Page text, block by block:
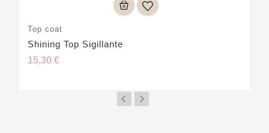
Top coat
Shining Top Sigillante
15,30 €